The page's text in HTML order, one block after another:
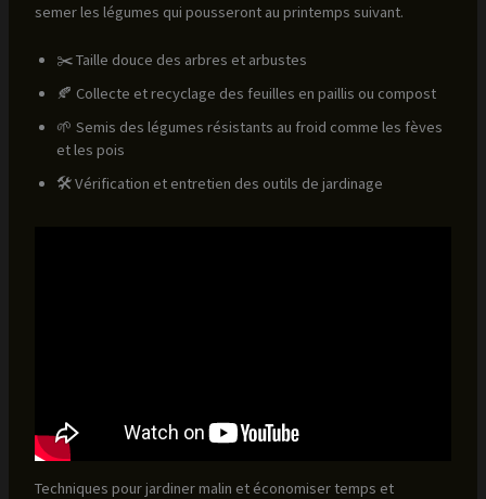
semer les légumes qui pousseront au printemps suivant.
✂️ Taille douce des arbres et arbustes
🍂 Collecte et recyclage des feuilles en paillis ou compost
🌱 Semis des légumes résistants au froid comme les fèves
et les pois
🛠️ Vérification et entretien des outils de jardinage
Techniques pour jardiner malin et économiser temps et